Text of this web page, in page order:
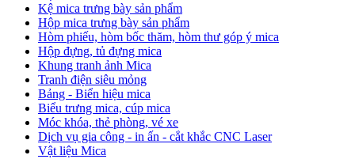
Kệ mica trưng bày sản phẩm
Hộp mica trưng bày sản phẩm
Hòm phiếu, hòm bốc thăm, hòm thư góp ý mica
Hộp đựng, tủ đựng mica
Khung tranh ảnh Mica
Tranh điện siêu mỏng
Bảng - Biển hiệu mica
Biểu trưng mica, cúp mica
Móc khóa, thẻ phòng, vé xe
Dịch vụ gia công - in ấn - cắt khắc CNC Laser
Vật liệu Mica